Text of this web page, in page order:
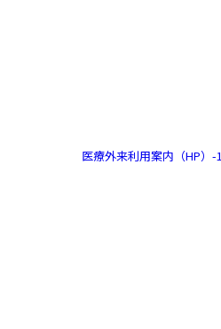
医療外来利用案内（HP）-1